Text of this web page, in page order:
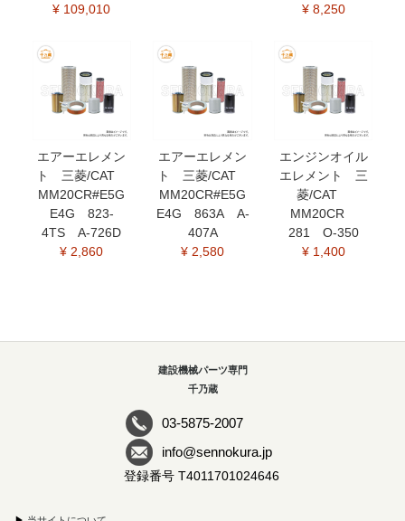
¥ 109,010
¥ 8,250
エアーエレメン
ト 三菱/CAT
MM20CR#E5G
E4G 823-
4TS A-726D
¥ 2,860
エアーエレメン
ト 三菱/CAT
MM20CR#E5G
E4G 863A A-
407A
¥ 2,580
エンジンオイル
エレメント 三
菱/CAT
MM20CR
281 O-350
¥ 1,400
建設機械パーツ専門
千乃蔵
03-5875-2007
info@sennokura.jp
登録番号 T4011701024646